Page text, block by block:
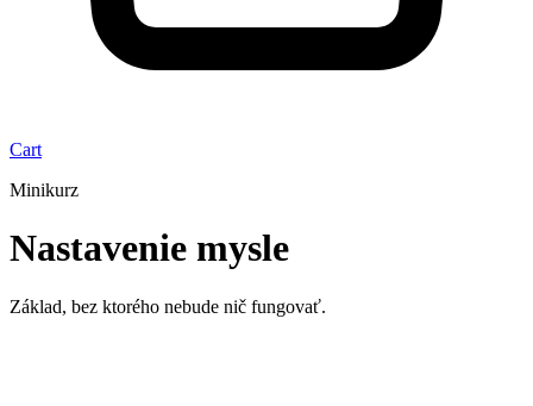
Cart
Minikurz
Nastavenie mysle
Základ, bez ktorého nebude nič fungovať.